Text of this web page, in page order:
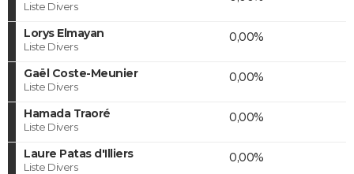
Liste Divers
Lorys Elmayan
Liste Divers
0,00%
Gaël Coste-Meunier
Liste Divers
0,00%
Hamada Traoré
Liste Divers
0,00%
Laure Patas d'Illiers
Liste Divers
0,00%